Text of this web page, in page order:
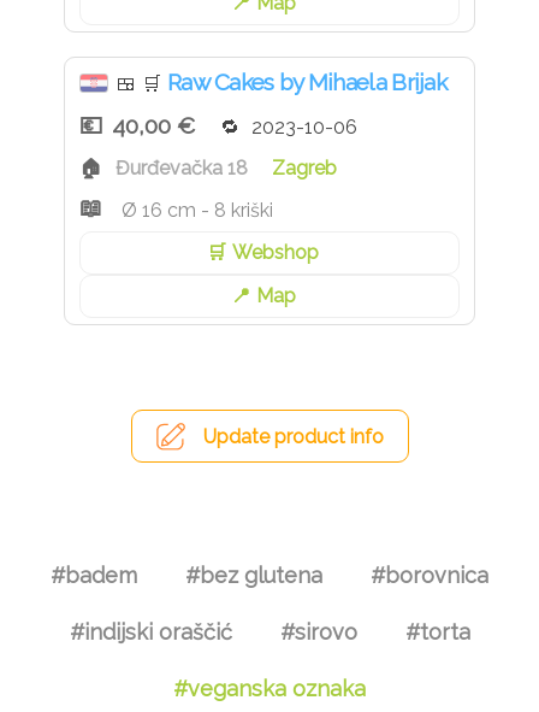
🍱 🛒 Raw Cakes by Mihaela Brijak
40,00 €
2023-10-06
Đurđevačka 18
Zagreb
Ø 16 cm - 8 kriški
Webshop
Map
Update product info
#badem #bez glutena #borovnica
#indijski oraščić #sirovo #torta
#veganska oznaka